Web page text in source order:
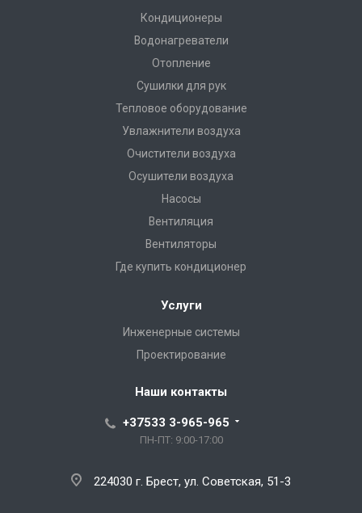
Кондиционеры
Водонагреватели
Отопление
Сушилки для рук
Тепловое оборудование
Увлажнители воздуха
Очистители воздуха
Осушители воздуха
Насосы
Вентиляция
Вентиляторы
Где купить кондиционер
Услуги
Инженерные системы
Проектирование
Наши контакты
+37533 3-965-965
ПН-ПТ: 9:00-17:00
224030 г. Брест, ул. Советская, 51-3